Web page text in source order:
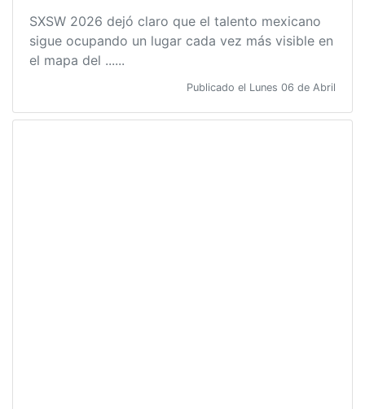
SXSW 2026 dejó claro que el talento mexicano
sigue ocupando un lugar cada vez más visible en
el mapa del ......
Publicado el Lunes 06 de Abril